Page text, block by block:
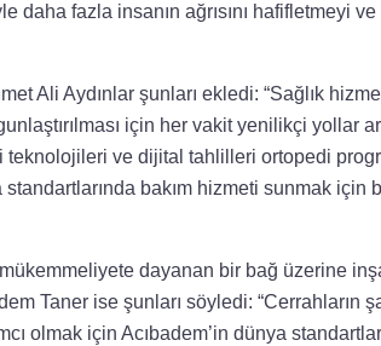
daha fazla insanın ağrısını hafifletmeyi
Ali Aydınlar şunları ekledi: “Sağlık
için her vakit yenilikçi yollar
teknolojileri ve dijital tahlilleri ortopedi
bakım hizmeti sunmak için
dayanan bir bağ üzerine
Taner ise şunları söyledi: “Cerrahların
olmak için Acıbadem’in dünya